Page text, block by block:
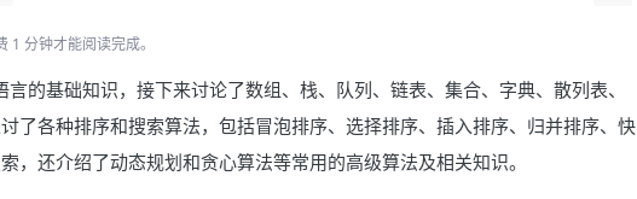
分钟才能阅读完成。
的基础知识，接下来讨论了数组、栈、队列、链表、集合、字典、散列表、
了各种排序和搜索算法，包括冒泡排序、选择排序、插入排序、归并排序、快
，还介绍了动态规划和贪心算法等常用的高级算法及相关知识。